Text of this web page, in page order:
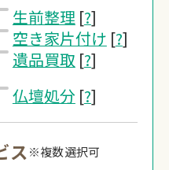
生前整理 [?]
空き家片付け [?]
遺品買取 [?]
仏壇処分 [?]
ス※複数選択可